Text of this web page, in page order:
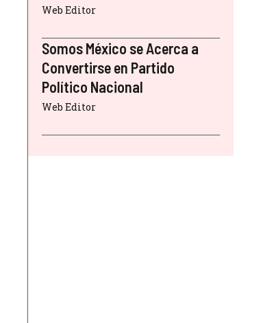
Web Editor
Somos México se Acerca a
Convertirse en Partido
Político Nacional
Web Editor